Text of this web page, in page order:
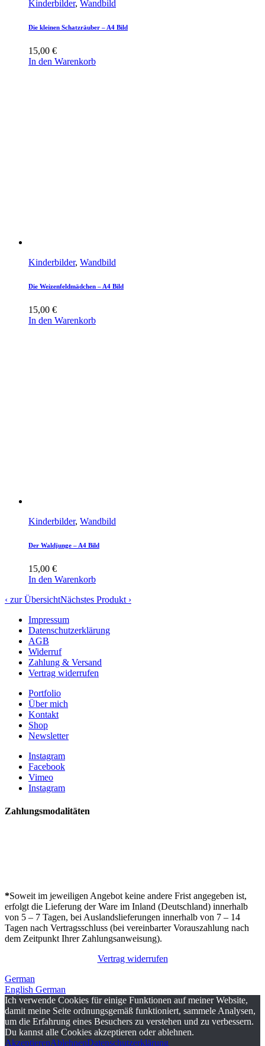
Kinderbilder, Wandbild
Die kleinen Schatzräuber – A4 Bild
15,00 €
In den Warenkorb
Kinderbilder, Wandbild
Die Weizenfeldmädchen – A4 Bild
15,00 €
In den Warenkorb
Kinderbilder, Wandbild
Der Waldjunge – A4 Bild
15,00 €
In den Warenkorb
‹ zur ÜbersichtNächstes Produkt ›
Impressum
Datenschutzerklärung
AGB
Widerruf
Zahlung & Versand
Vertrag widerrufen
Portfolio
Über mich
Kontakt
Shop
Newsletter
Instagram
Facebook
Vimeo
Instagram
Zahlungsmodalitäten
*Soweit im jeweiligen Angebot keine andere Frist angegeben ist,
erfolgt die Lieferung der Ware im Inland (Deutschland) innerhalb
von 5 – 7 Tagen, bei Auslandslieferungen innerhalb von 7 – 14
Tagen nach Vertragsschluss (bei vereinbarter Vorauszahlung nach
dem Zeitpunkt Ihrer Zahlungsanweisung).
Vertrag widerrufen
German
English German
Ich verwende Cookies für einige Funktionen auf meiner Website,
damit meine Seite ordnungsgemäß funktioniert, sammele Analysen,
um die Erfahrung eines Besuchers zu verstehen und zu verbessern.
Du kannst alle Cookies akzeptieren oder ablehnen.
AkzeptierenAblehnenDatenschutzerklärung